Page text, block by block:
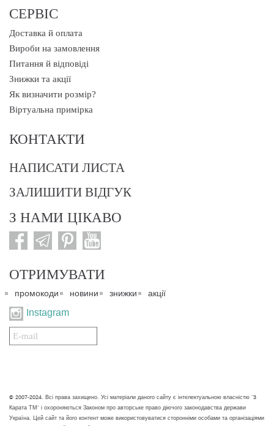
СЕРВІС
Доставка й оплата
Вироби на замовлення
Питання й відповіді
Знижки та акції
Як визначити розмір?
Віртуальна примірка
КОНТАКТИ
НАПИСАТИ ЛИСТА
ЗАЛИШИТИ ВІДГУК
З НАМИ ЦІКАВО
ОТРИМУВАТИ
промокоди новини знижки акції
Instagram
Подписаться
на
© 2007-2024. Всі права захищено. Усі матеріали даного сайту є інтелектуальною власністю "3
Карата ТМ" і охороняються Законом про авторське право діючого законодавства держави
Україна. Цей сайт та його контент може використовуватися сторонніми особами та організаціями